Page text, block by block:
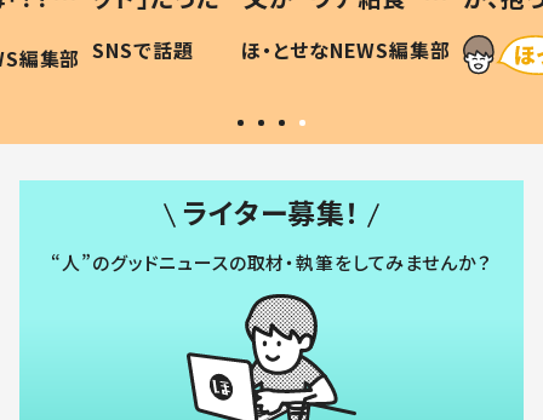
編集部
作り続ける理由とは #令和の親
#令和の子
SNSで話題 ほ・とせなNEWS編集部 「涙が
い」
ライター募集！
“人”のグッドニュースの取材・執筆をしてみませんか？